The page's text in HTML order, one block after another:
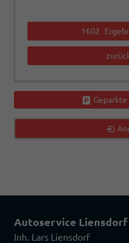
1602
Geparkte
Autoservice Liensdorf
Inh. Lars Liensdorf